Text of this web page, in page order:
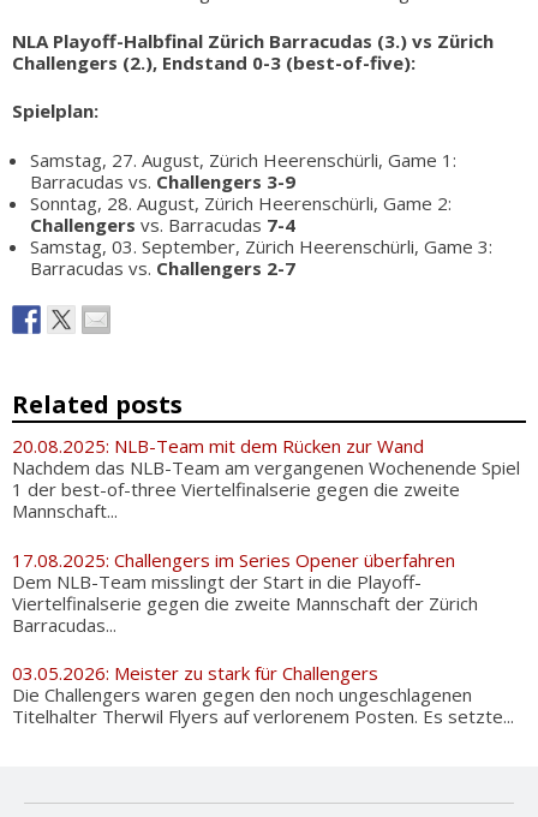
NLA Playoff-Halbfinal Zürich Barracudas (3.) vs Zürich
Challengers (2.), Endstand 0-3 (best-of-five):
Spielplan:
Samstag, 27. August, Zürich Heerenschürli, Game 1:
Barracudas vs. Challengers 3-9
Sonntag, 28. August, Zürich Heerenschürli, Game 2:
Challengers vs. Barracudas 7-4
Samstag, 03. September, Zürich Heerenschürli, Game 3:
Barracudas vs. Challengers 2-7
Related posts
20.08.2025: NLB-Team mit dem Rücken zur Wand
Nachdem das NLB-Team am vergangenen Wochenende Spiel
1 der best-of-three Viertelfinalserie gegen die zweite
Mannschaft...
17.08.2025: Challengers im Series Opener überfahren
Dem NLB-Team misslingt der Start in die Playoff-
Viertelfinalserie gegen die zweite Mannschaft der Zürich
Barracudas...
03.05.2026: Meister zu stark für Challengers
Die Challengers waren gegen den noch ungeschlagenen
Titelhalter Therwil Flyers auf verlorenem Posten. Es setzte...